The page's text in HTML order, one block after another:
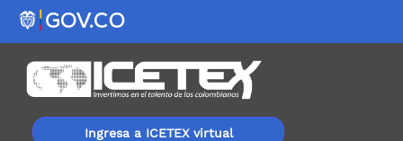
Ingresa a ICETEX virtual